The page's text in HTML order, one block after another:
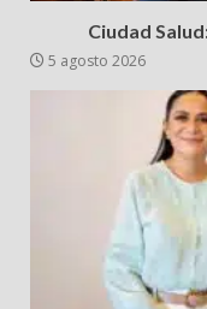
Ciudad
5 agosto 2026